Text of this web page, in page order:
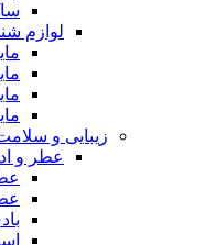
لوازم
زیبایی و
عطر و